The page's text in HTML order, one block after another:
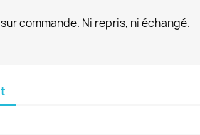
commande. Ni repris, ni échangé.